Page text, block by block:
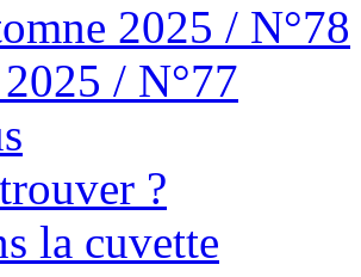
2025 / N°78
/ N°77
?
la cuvette